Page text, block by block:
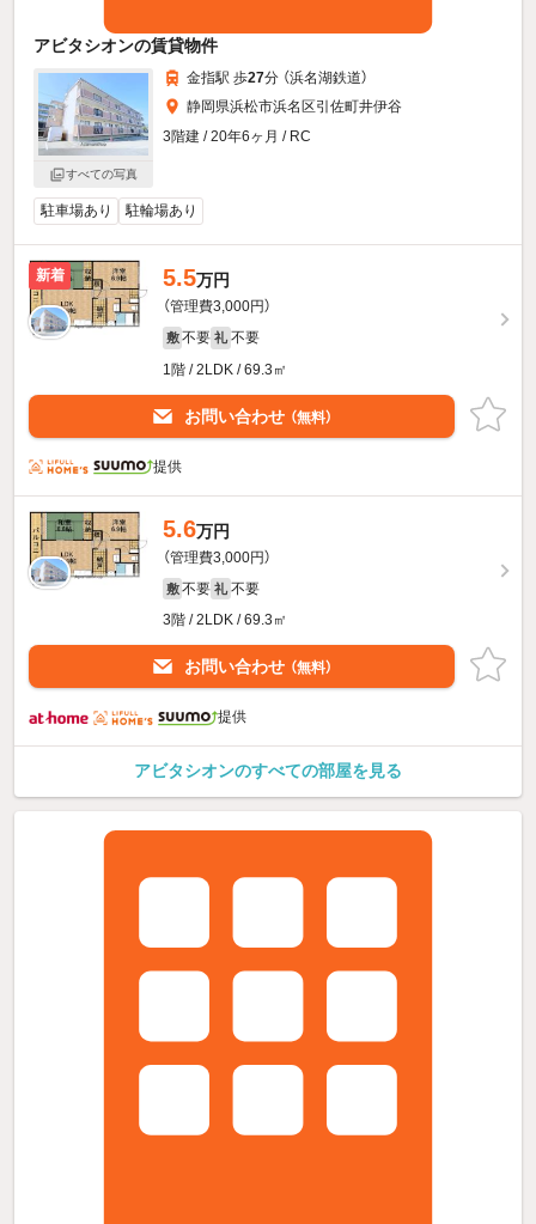
アビタシオンの賃貸物件
すべての写真
金指駅 歩27分 （浜名湖鉄道）
静岡県浜松市浜名区引佐町井伊谷
3階建 / 20年6ヶ月 / RC
駐車場あり 駐輪場あり
新着 5.5万円
（管理費3,000円）
敷 不要 礼 不要
1階 / 2LDK / 69.3㎡
お問い合わせ （無料）
提供
5.6万円
（管理費3,000円）
敷 不要 礼 不要
3階 / 2LDK / 69.3㎡
お問い合わせ （無料）
提供
アビタシオンのすべての部屋を見る